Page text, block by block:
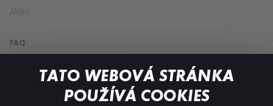
TATO WEBOVÁ STRÁNKA
POUŽÍVÁ COOKIES
Akční
FAQ
Můj účet
Důležité odkazy